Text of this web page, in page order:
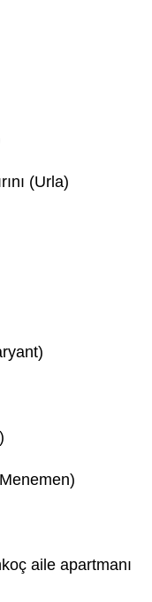
(Urla)
aile apartmanı